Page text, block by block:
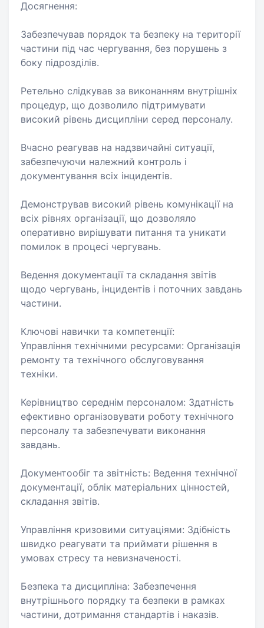
Досягнення:
Забезпечував порядок та безпеку на території
частини під час чергування, без порушень з
боку підрозділів.
Ретельно слідкував за виконанням внутрішніх
процедур, що дозволило підтримувати
високий рівень дисципліни серед персоналу.
Вчасно реагував на надзвичайні ситуації,
забезпечуючи належний контроль і
документування всіх інцидентів.
Демонстрував високий рівень комунікації на
всіх рівнях організації, що дозволяло
оперативно вирішувати питання та уникати
помилок в процесі чергувань.
Ведення документації та складання звітів
щодо чергувань, інцидентів і поточних завдань
частини.
Ключові навички та компетенції:
Управління технічними ресурсами: Організація
ремонту та технічного обслуговування
техніки.
Керівництво середнім персоналом: Здатність
ефективно організовувати роботу технічного
персоналу та забезпечувати виконання
завдань.
Документообіг та звітність: Ведення технічної
документації, облік матеріальних цінностей,
складання звітів.
Управління кризовими ситуаціями: Здібність
швидко реагувати та приймати рішення в
умовах стресу та невизначеності.
Безпека та дисципліна: Забезпечення
внутрішнього порядку та безпеки в рамках
частини, дотримання стандартів і наказів.